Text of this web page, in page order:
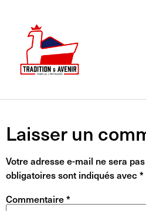
Laisser un
Votre adresse e-mail ne sera
obligatoires sont indiqués avec *
Commentaire*